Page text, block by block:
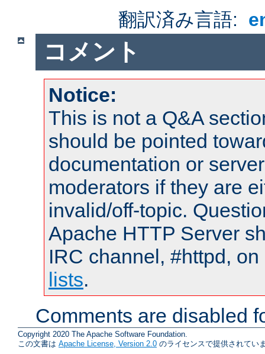
翻訳済み言語:
コメント
Notice:
This is not a Q&A
should be pointed
documentation or
moderators if they are
invalid/off-topic.
Apache HTTP Server
IRC channel, #httpd,
lists.
Comments are disabled
Copyright 2020 The Apache Software Foundation.
この文書は Apache License, Version 2.0 のライセンスで提供されてい